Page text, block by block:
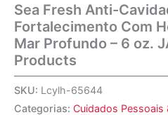
Sea Fresh Anti-
Fortalecimento Com
Mar Profundo – 6 oz.
Products
SKU: Lcylh-65644
Categorias: Cuidados Pessoais